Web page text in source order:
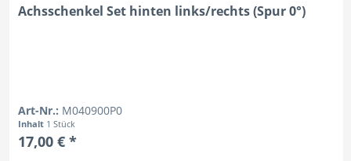
Achsschenkel Set hinten links/rechts (Spur 0°)
Art-Nr.: M040900P0
Inhalt 1 Stück
17,00 € *